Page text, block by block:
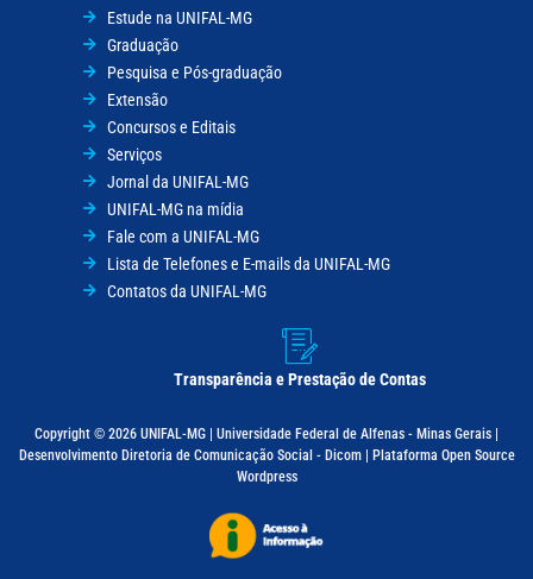
Estude na UNIFAL-MG
Graduação
Pesquisa e Pós-graduação
Extensão
Concursos e Editais
Serviços
Jornal da UNIFAL-MG
UNIFAL-MG na mídia
Fale com a UNIFAL-MG
Lista de Telefones e E-mails da UNIFAL-MG
Contatos da UNIFAL-MG
Transparência e Prestação de Contas
Copyright © 2026 UNIFAL-MG | Universidade Federal de Alfenas - Minas Gerais |
Desenvolvimento Diretoria de Comunicação Social - Dicom | Plataforma Open Source
Wordpress